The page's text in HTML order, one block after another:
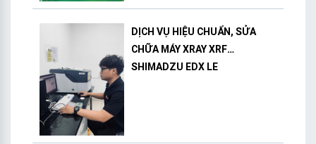
DỊCH VỤ HIỆU CHUẨN, SỬA
CHỮA MÁY XRAY XRF
SHIMADZU EDX LE